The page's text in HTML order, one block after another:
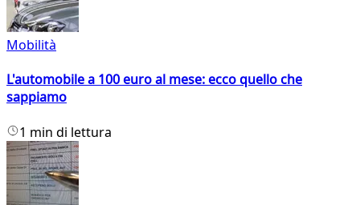
Mobilità
L'automobile a 100 euro al mese: ecco quello che
sappiamo
1 min di lettura